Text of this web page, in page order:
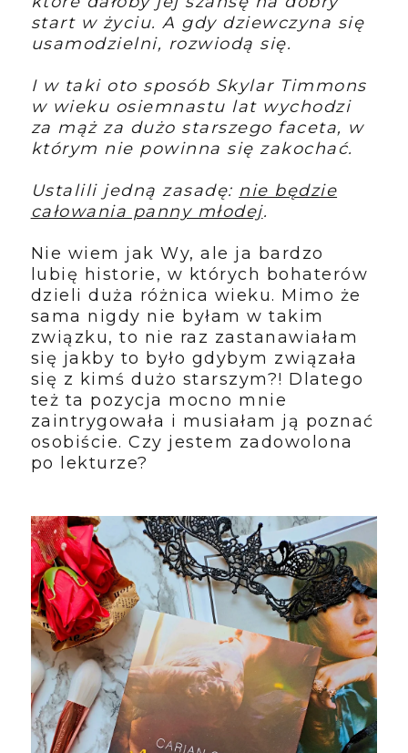
start w życiu. A gdy dziewczyna się
usamodzielni, rozwiodą się.
I w taki oto sposób Skylar Timmons
w wieku osiemnastu lat wychodzi
za mąż za dużo starszego faceta, w
którym nie powinna się zakochać.
Ustalili jedną zasadę: nie będzie
całowania panny młodej.
Nie wiem jak Wy, ale ja bardzo
lubię historie, w których bohaterów
dzieli duża różnica wieku. Mimo że
sama nigdy nie byłam w takim
związku, to nie raz zastanawiałam
się jakby to było gdybym związała
się z kimś dużo starszym?! Dlatego
też ta pozycja mocno mnie
zaintrygowała i musiałam ją poznać
osobiście. Czy jestem zadowolona
po lekturze?